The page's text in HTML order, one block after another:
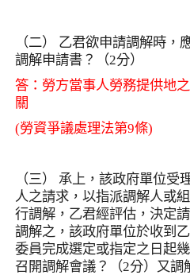
（二） 乙君欲申請調解時，
調解申請書？（2分）
答：勞方當事人勞務提供地
關
(勞資爭議處理法第9條)
（三） 承上，該政府單位受
人之請求，以指派調解人或
行調解，乙君經評估，決定
調解之，該政府單位於收到
委員完成選定或指定之日起
召開調解會議？（2分）又調